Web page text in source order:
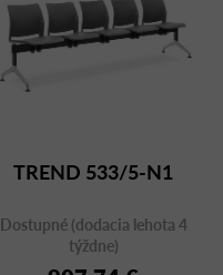
TREND 533/5-N1
Dostupné (dodacia lehota 4
týždne)